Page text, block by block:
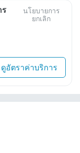
ร
นโยบายการ
ยกเลิก
ดูอัตราค่าบริการ